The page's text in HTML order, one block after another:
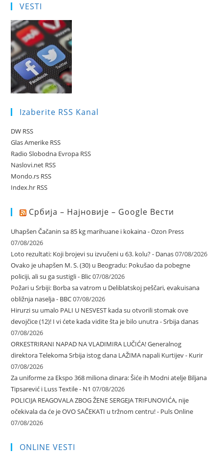
VESTI
Izaberite RSS Kanal
DW RSS
Glas Amerike RSS
Radio Slobodna Evropa RSS
Naslovi.net RSS
Mondo.rs RSS
Index.hr RSS
Србија – Најновије – Google Вести
Uhapšen Čačanin sa 85 kg marihuane i kokaina - Ozon Press
07/08/2026
Loto rezultati: Koji brojevi su izvučeni u 63. kolu? - Danas07/08/2026
Ovako je uhapšen M. S. (30) u Beogradu: Pokušao da pobegne
policiji, ali su ga sustigli - Blic07/08/2026
Požari u Srbiji: Borba sa vatrom u Deliblatskoj peščari, evakuisana
obližnja naselja - BBC07/08/2026
Hirurzi su umalo PALI U NESVEST kada su otvorili stomak ove
devojčice (12)! I vi ćete kada vidite šta je bilo unutra - Srbija danas
07/08/2026
ORKESTRIRANI NAPAD NA VLADIMIRA LUČIĆA! Generalnog
direktora Telekoma Srbija istog dana LAŽIMA napali Kurtijev - Kurir
07/08/2026
Za uniforme za Ekspo 368 miliona dinara: Šiće ih Modni atelje Biljana
Tipsarević i Luss Textile - N1 07/08/2026
POLICIJA REAGOVALA ZBOG ŽENE SERGEJA TRIFUNOVIĆA, nije
očekivala da će je OVO SAČEKATI u tržnom centru! - Puls Online
07/08/2026
ONLINE VESTI